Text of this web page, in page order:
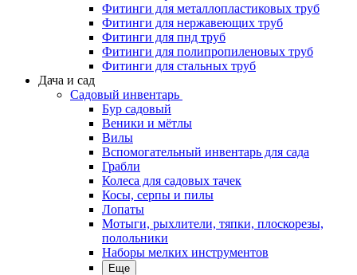
Фитинги для металлопластиковых труб
Фитинги для нержавеющих труб
Фитинги для пнд труб
Фитинги для полипропиленовых труб
Фитинги для стальных труб
Дача и сад
Садовый инвентарь
Бур садовый
Веники и мётлы
Вилы
Вспомогательный инвентарь для сада
Грабли
Колеса для садовых тачек
Косы, серпы и пилы
Лопаты
Мотыги, рыхлители, тяпки, плоскорезы,
полольники
Наборы мелких инструментов
Еще